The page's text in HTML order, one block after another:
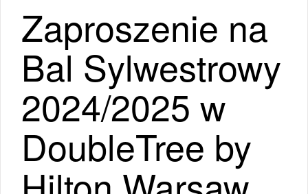
Zaproszenie na
Bal Sylwestrowy
2024/2025 w
DoubleTree by